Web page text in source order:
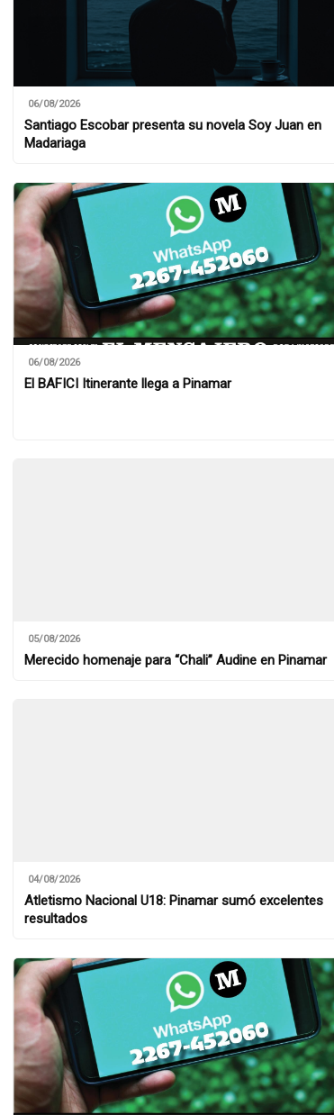
06/08/2026
Santiago Escobar presenta su novela Soy Juan en
Madariaga
06/08/2026
El BAFICI Itinerante llega a Pinamar
05/08/2026
Merecido homenaje para “Chali” Audine en Pinamar
04/08/2026
Atletismo Nacional U18: Pinamar sumó excelentes
resultados